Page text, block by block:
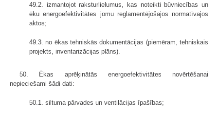
49.2. izmantojot raksturlielumus, kas noteikti būvniecības un
ēku energoefektivitātes jomu reglamentējošajos normatīvajos
aktos;
49.3. no ēkas tehniskās dokumentācijas (piemēram, tehniskais
projekts, inventarizācijas plāns).
50. Ēkas aprēķinātās energoefektivitātes novērtēšanai
nepieciešami šādi dati:
50.1. siltuma pārvades un ventilācijas īpašības;